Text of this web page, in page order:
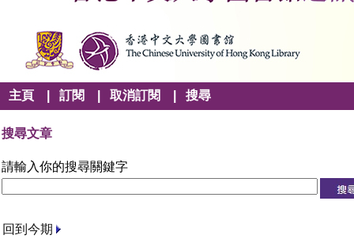
主頁 訂閱 取消訂閱 搜尋
搜尋文章
請輸入你的搜尋關鍵字
回到今期